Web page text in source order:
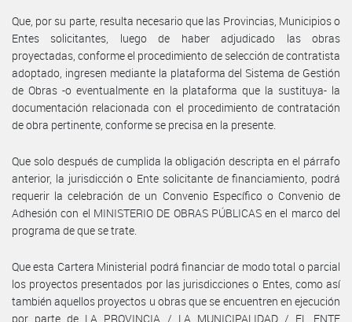
Que, por su parte, resulta necesario que las Provincias, Municipios o
Entes solicitantes, luego de haber adjudicado las obras
proyectadas, conforme el procedimiento de selección de contratista
adoptado, ingresen mediante la plataforma del Sistema de Gestión
de Obras -o eventualmente en la plataforma que la sustituya- la
documentación relacionada con el procedimiento de contratación
de obra pertinente, conforme se precisa en la presente.
Que solo después de cumplida la obligación descripta en el párrafo
anterior, la jurisdicción o Ente solicitante de financiamiento, podrá
requerir la celebración de un Convenio Específico o Convenio de
Adhesión con el MINISTERIO DE OBRAS PÚBLICAS en el marco del
programa de que se trate.
Que esta Cartera Ministerial podrá financiar de modo total o parcial
los proyectos presentados por las jurisdicciones o Entes, como así
también aquellos proyectos u obras que se encuentren en ejecución
por parte de LA PROVINCIA / LA MUNICIPALIDAD / EL ENTE